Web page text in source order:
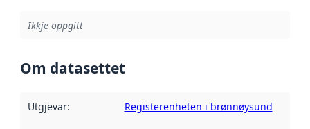
Ikkje oppgitt
Om datasettet
Utgjevar: Registerenheten i brønnøysund